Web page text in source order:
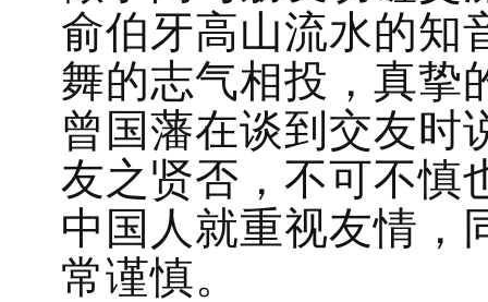
俞伯牙高山流水的知
舞的志气相投，真挚
曾国藩在谈到交友时
友之贤否，不可不慎
中国人就重视友情，
常谨慎。